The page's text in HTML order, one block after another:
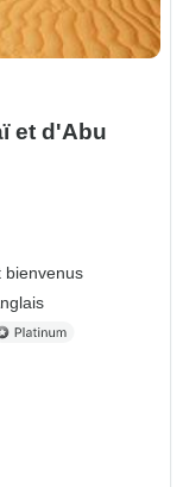
et d'Abu
bienvenus